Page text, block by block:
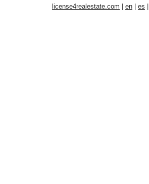
license4realestate.com
en es